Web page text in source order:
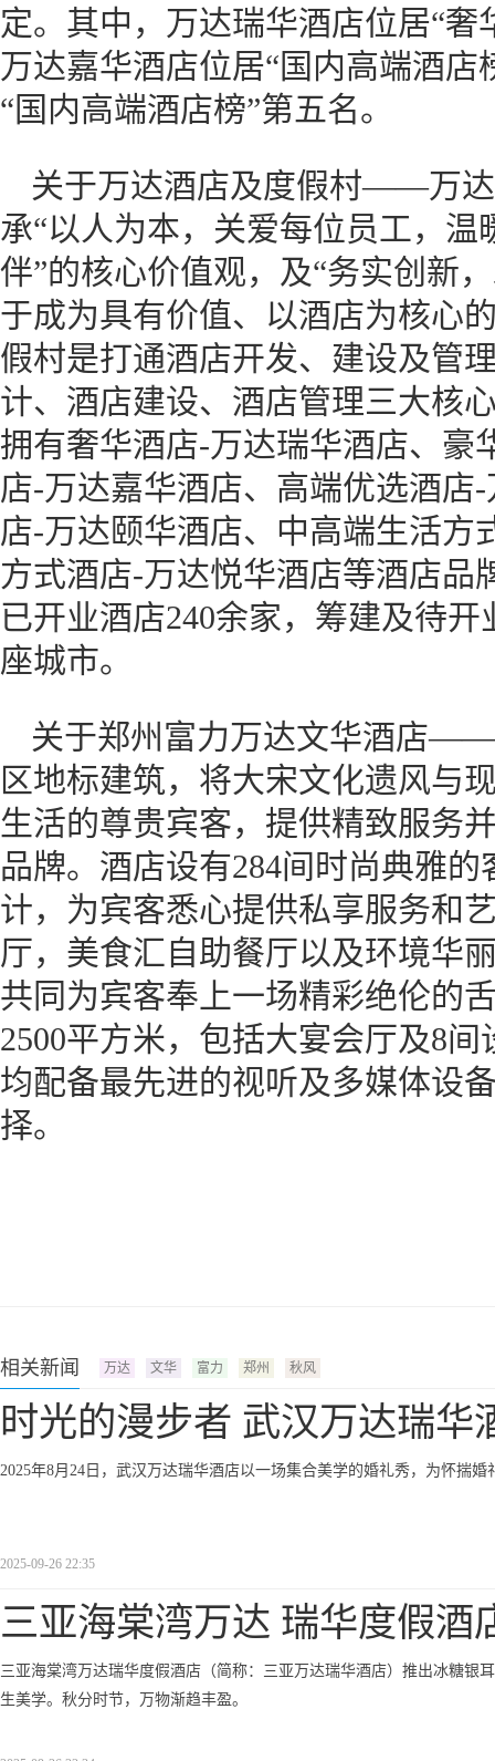
定。其中，万达瑞华酒店位居“
万达嘉华酒店位居“国内高端酒
“国内高端酒店榜”第五名。
关于万达酒店及度假村——万达
承“以人为本，关爱每位员工，
伴”的核心价值观，及“务实创新
于成为具有价值、以酒店为核心
假村是打通酒店开发、建设及管
计、酒店建设、酒店管理三大核
拥有奢华酒店-万达瑞华酒店、豪
店-万达嘉华酒店、高端优选酒店
店-万达颐华酒店、中高端生活方
方式酒店-万达悦华酒店等酒店品
已开业酒店240余家，筹建及待
座城市。
关于郑州富力万达文华酒店
区地标建筑，将大宋文化遗风与
生活的尊贵宾客，提供精致服务
品牌。酒店设有284间时尚典雅
计，为宾客悉心提供私享服务和
厅，美食汇自助餐厅以及环境华
共同为宾客奉上一场精彩绝伦的
2500平方米，包括大宴会厅及8
均配备最先进的视听及多媒体设
择。
相关新闻 万达 文华 富力 郑州 秋风
时光的漫步者 武汉万达瑞华
2025年8月24日，武汉万达瑞华酒店以一场集合美学的婚礼秀，为怀揣
2025-09-26 22:35
三亚海棠湾万达 瑞华度假酒
三亚海棠湾万达瑞华度假酒店（简称：三亚万达瑞华酒店）推出冰糖银
生美学。秋分时节，万物渐趋丰盈。